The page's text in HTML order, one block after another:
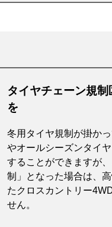
タイヤチェーン規
を
冬用タイヤ規制が掛か
やオールシーズンタイ
することができますが
制」となった場合は、
たクロスカントリー
せん。